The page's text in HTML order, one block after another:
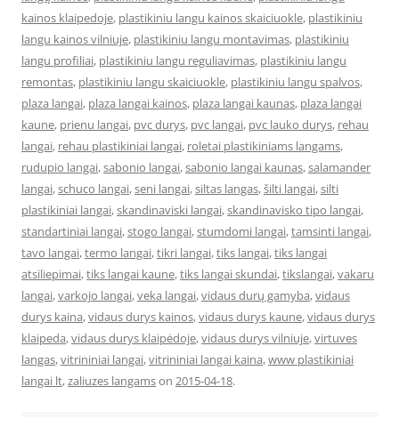
kainos klaipedoje, plastikiniu langu kainos skaiciuokle, plastikiniu
langu kainos vilniuje, plastikiniu langu montavimas, plastikiniu
langu profiliai, plastikiniu langu reguliavimas, plastikiniu langu
remontas, plastikiniu langu skaiciuokle, plastikiniu langu spalvos,
plaza langai, plaza langai kainos, plaza langai kaunas, plaza langai
kaune, prienu langai, pvc durys, pvc langai, pvc lauko durys, rehau
langai, rehau plastikiniai langai, roletai plastikiniams langams,
rudupio langai,sabonio langai,sabonio langai kaunas,salamander
langai,schuco langai,seni langai,siltas langas,šilti langai,silti
plastikiniai langai,skandinaviski langai,skandinavisko tipo langai,
standartiniai langai,stogo langai,stumdomi langai,tamsinti langai,
tavo langai,termo langai,tikri langai,tiks langai,tiks langai
atsiliepimai,tiks langai kaune,tiks langai skundai,tikslangai,vakaru
langai,varkojo langai,veka langai,vidaus durų gamyba,vidaus
durys kaina,vidaus durys kainos,vidaus durys kaune,vidaus durys
klaipeda,vidaus durys klaipėdoje,vidaus durys vilniuje,virtuves
langas,vitrininiai langai,vitrininiai langai kaina,www plastikiniai
langai lt,zaliuzes langamson 2015-04-18.